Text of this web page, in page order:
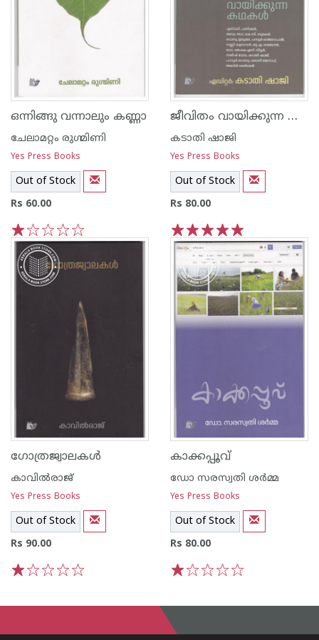
ഒന്നിങ്ങു വന്നാലും കണ്ണാ
ചേലാമറ്റം രുഗ്മിണി
Yes Press Books
Out of Stock
Rs 60.00
5
4
3
2
1
ജീവിതം വായിക്കുന്ന കഥകള്‍
കടാതി ഷാജി
Yes Press Books
Out of Stock
Rs 80.00
5
4
3
2
1
ഗോത്രജ്വാലകള്‍
കാവില്‍‌രാജ്‌
Yes Press Books
Out of Stock
Rs 90.00
കാക്കപ്പൂവ്
ഡോ സരസ്വതി ശര്‍മ്മ
Yes Press Books
Out of Stock
Rs 80.00